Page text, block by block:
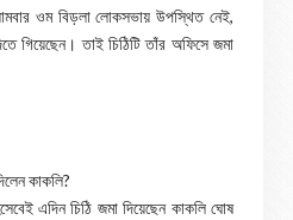
ওম বিড়লা লোকসভায় উপস্থিত নেই,
গিয়েছেন। তাই চিঠিটি তাঁর অফিসে জমা
কাকলি?
এদিন চিঠি জমা দিয়েছেন কাকলি ঘোষ